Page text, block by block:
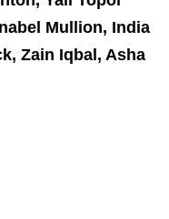
Mullion, India
Zain Iqbal, Asha